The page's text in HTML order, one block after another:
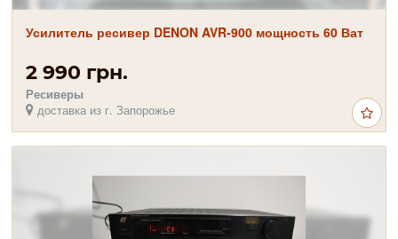
Усилитель ресивер DENON AVR-900 мощность 60 Ват
2 990 грн.
Ресиверы
доставка из г. Запорожье